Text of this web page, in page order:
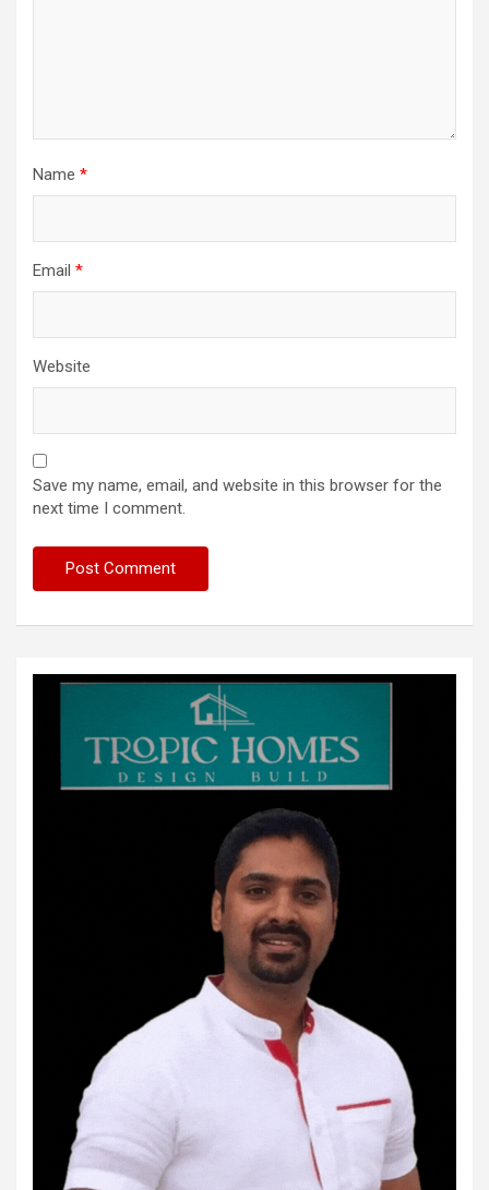
Name *
Email *
Website
Save my name, email, and website in this browser for the
next time I comment.